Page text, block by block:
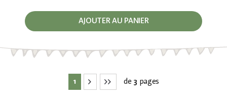
AJOUTER AU PANIER
1 de 3 pages